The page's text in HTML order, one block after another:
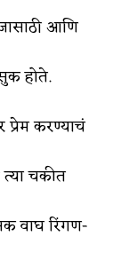
आणि
होते.
प्रेम करण्याचं
त्या चकीत
वाघ रिंगण-